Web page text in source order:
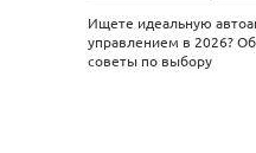
Ищете идеальную
управлением в 2026?
советы по выбору